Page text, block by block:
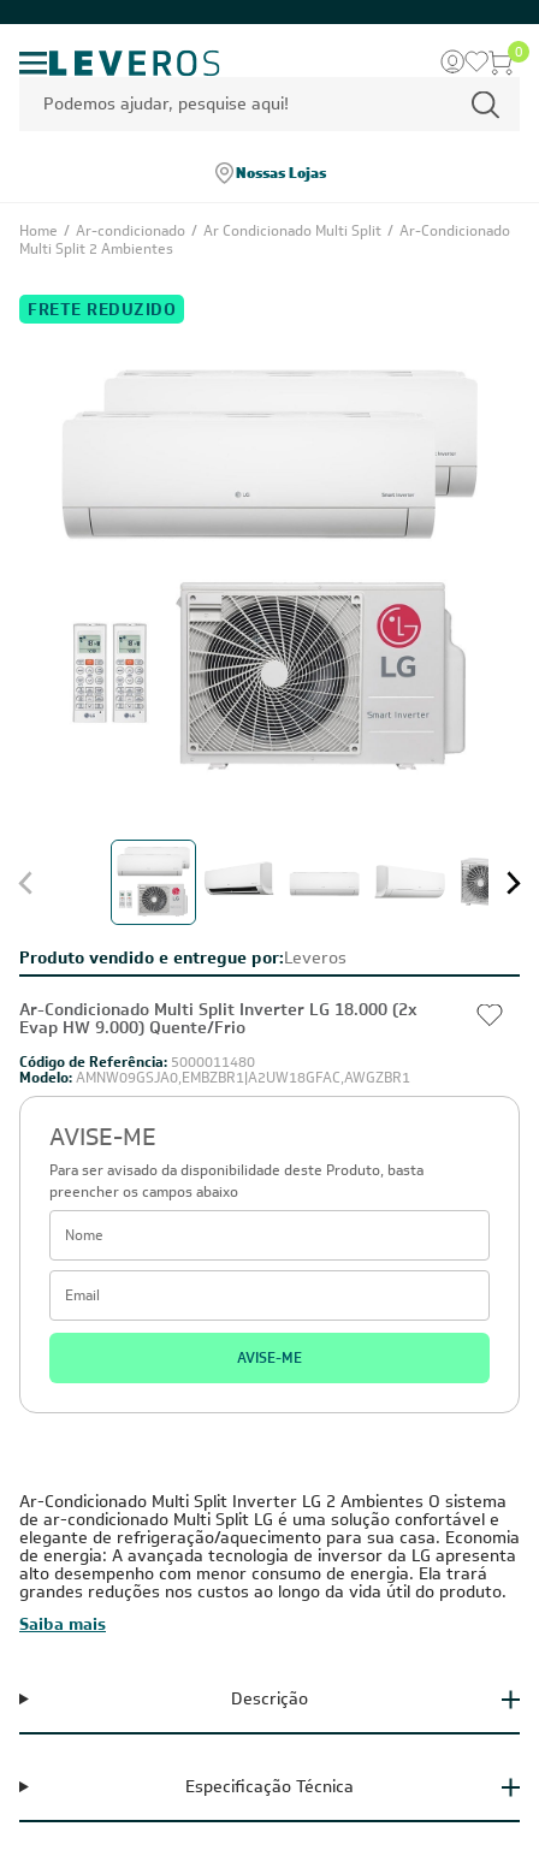
0
Nossas Lojas
Home / Ar-condicionado / Ar Condicionado Multi Split / Ar-Condicionado
Multi Split 2 Ambientes
Produto vendido e entregue por:Leveros
Ar-Condicionado Multi Split Inverter LG 18.000 (2x
Evap HW 9.000) Quente/Frio
Código de Referência: 5000011480
Modelo:AMNW09GSJA0,EMBZBR1|A2UW18GFAC,AWGZBR1
AVISE-ME
Para ser avisado da disponibilidade deste Produto, basta
preencher os campos abaixo
AVISE-ME
Ar-Condicionado Multi Split Inverter LG 2 Ambientes O sistema
de ar-condicionado Multi Split LG é uma solução confortável e
elegante de refrigeração/aquecimento para sua casa. Economia
de energia: A avançada tecnologia de inversor da LG apresenta
alto desempenho com menor consumo de energia. Ela trará
grandes reduções nos custos ao longo da vida útil do produto.
Saiba mais
FRETE REDUZIDO
Descrição
Especificação Técnica